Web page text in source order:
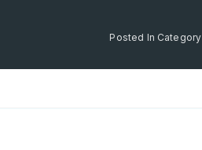
Posted In Category